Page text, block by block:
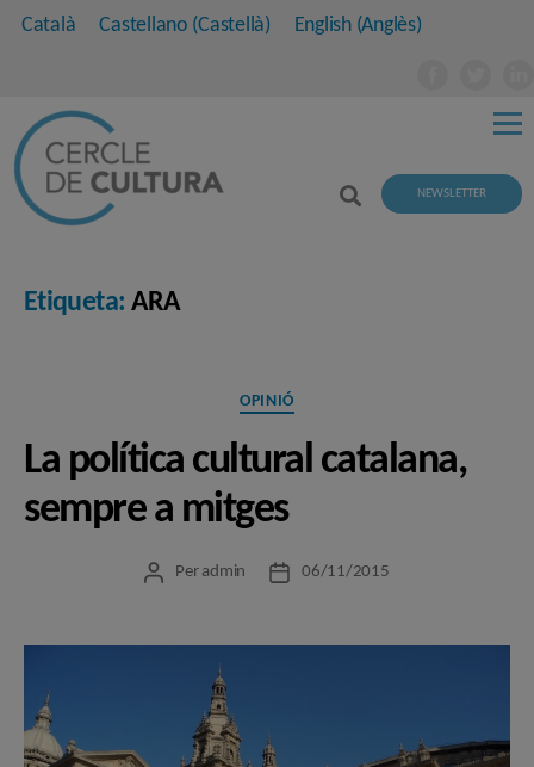
Català Castellano (Castellà) English(Anglès)
NEWSLETTER
Etiqueta: ARA
Categories
OPINIÓ
La política cultural catalana,
sempre a mitges
Autor
Per admin
Data06/11/2015